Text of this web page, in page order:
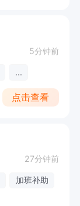
5分钟前
...
点击查看
27分钟前
加班补助